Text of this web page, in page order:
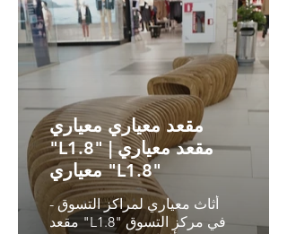
مقعد معياري معياري
"L1.8" | مقعد معياري
معياري "L1.8"
أثاث معياري لمراكز التسوق -
مقعد "L1.8" في مركز التسوق